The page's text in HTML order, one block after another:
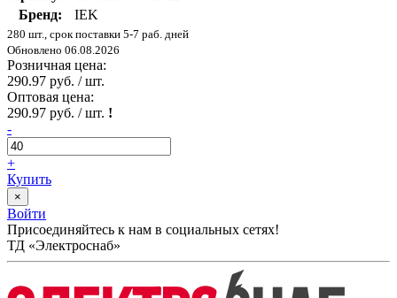
Бренд:
IEK
280 шт., срок поставки 5-7 раб. дней
Обновлено 06.08.2026
Розничная цена:
290.97 руб. / шт.
Оптовая цена:
290.97 руб. / шт. !
-
+
Купить
×
Войти
Присоединяйтесь к нам в социальных сетях!
ТД «Электроснаб»